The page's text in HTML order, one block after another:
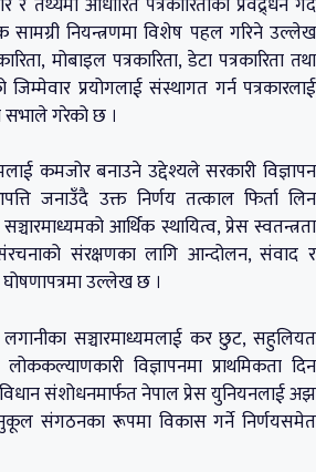
सामग्री नियन्त्रणमा विशेष पहल गरिने उल्लेख
मोबाइल पत्रकारिता, डेटा पत्रकारिता तथा
प्रयोगलाई संस्थागत गर्न पत्रकारलाई
सभाले गरेको छ ।
कमजोर बनाउने उद्देश्यले सरकारी विज्ञापन
जनाउँदै उक्त निर्णय तत्काल फिर्ता लिन
आर्थिक स्थायित्व, प्रेस स्वतन्त्रता
संरक्षणका लागि आन्दोलन, संवाद र
उल्लेख छ ।
सञ्चारमाध्यमलाई कर छुट, सहुलियत
विज्ञापनमा प्राथमिकता दिन
संशोधनमार्फत नेपाल प्रेस युनियनलाई अझ
संगठनका रूपमा विकास गर्ने निर्णयसमेत